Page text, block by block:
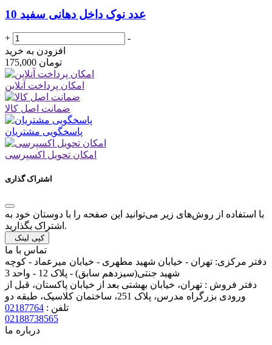
10 عدد نوک داخل دهانی سفید
+
-
افزودن به خرید
175,000 تومان
امکان پرداخت آنلاین
ضمانت اصل کالا
پاسخگویی مشتریان
امکان تحویل اکسپرسی
اشتراک گذاری
با استفاده از روش‌های زیر می‌توانید این صفحه را با دوستان خود به
اشتراک بگذارید.
کپی لینک
تماس با ما
دفتر مرکزی: تهران - خیابان شهید مطهری - خیابان میرعماد - کوچه
شهید جنتی(سیزدهم سابق) - پلاک 12 - واحد 3
دفتر فروش : تهران، خیابان بهشتی بعد از خیابان پاکستان، قبل از
ورودی بزرگراه مدرس، پلاک 251، ساختمان کلاسیک، طبقه دو
تلفن : 02187764
02188738565
درباره ما